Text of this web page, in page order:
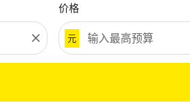
close
价格
元